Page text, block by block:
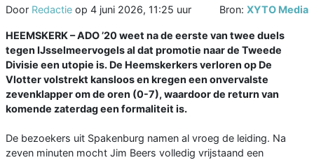
Door Redactie op 4 juni 2026, 11:25 uur Bron: XYTO Media
HEEMSKERK – ADO ’20 weet na de eerste van twee duels
tegen IJsselmeervogels al dat promotie naar de Tweede
Divisie een utopie is. De Heemskerkers verloren op De
Vlotter volstrekt kansloos en kregen een onvervalste
zevenklapper om de oren (0-7), waardoor de return van
komende zaterdag een formaliteit is.
De bezoekers uit Spakenburg namen al vroeg de leiding. Na
zeven minuten mocht Jim Beers volledig vrijstaand een